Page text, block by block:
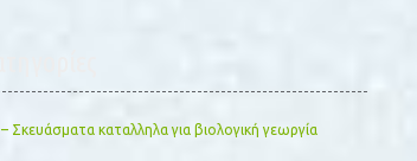
– Σκευάσματα καταλληλα για βιολογική γεωργία